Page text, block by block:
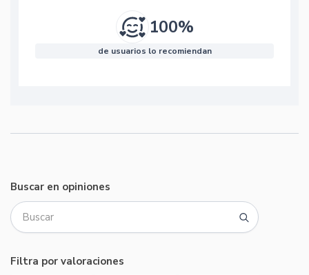
100%
de usuarios lo recomiendan
Buscar en opiniones
Filtra por valoraciones